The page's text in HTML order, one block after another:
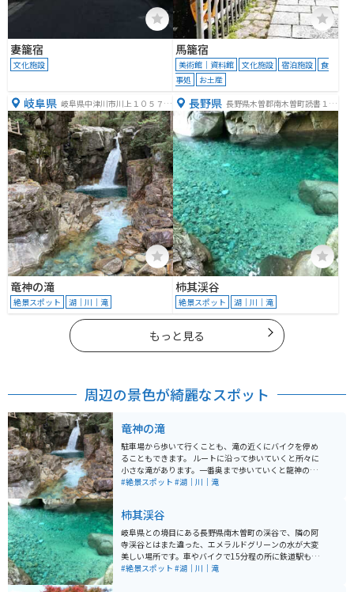
妻籠宿
文化施設
馬籠宿
美術館｜資料館 文化施設 宿泊施設
食
事処
お土産
岐阜県 岐阜県中津川市川上１０５７
−２
竜神の滝
絶景スポット 湖｜川｜滝
長野県 長野県木曽郡南木曽町読書１３
６０
柿其渓谷
絶景スポット 湖｜川｜滝
もっと見る
周辺の景色が綺麗なスポット
竜神の滝
駐車場から歩いて行くことも、滝の近くにバイクを停め
ることもできます。 ルートに沿って歩いていくと所々に
小さな滝があります。一番奥まで歩いていくと龍神の滝
があります。 とても大きな滝で、撮影スポットもありま
める場所です。
#絶景スポット #湖｜川｜滝
柿其渓谷
岐阜県との境目にある長野県南木曽町の渓谷で、隣の阿
寺渓谷とはまた違った、エメラルドグリーンの水が大変
美しい場所です。車やバイクで15分程の所に鉄道駅もあ
り、山間にある渓谷としては比較的アクセスしやすい場
#絶景スポット #湖｜川｜滝